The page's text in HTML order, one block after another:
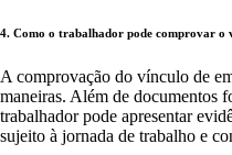
4. Como o trabalhador pode comprovar o
A comprovação do vínculo de
maneiras. Além de documentos
trabalhador pode apresentar
sujeito à jornada de trabalho e